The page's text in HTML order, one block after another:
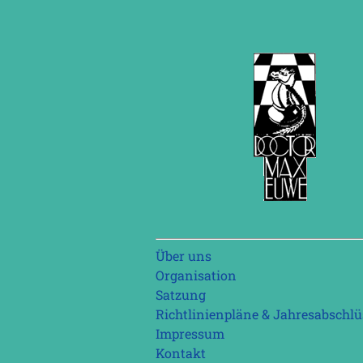
Navigation
überspringen
Über uns
Organisation
Satzung
Richtlinienpläne &
Impressum
Kontakt